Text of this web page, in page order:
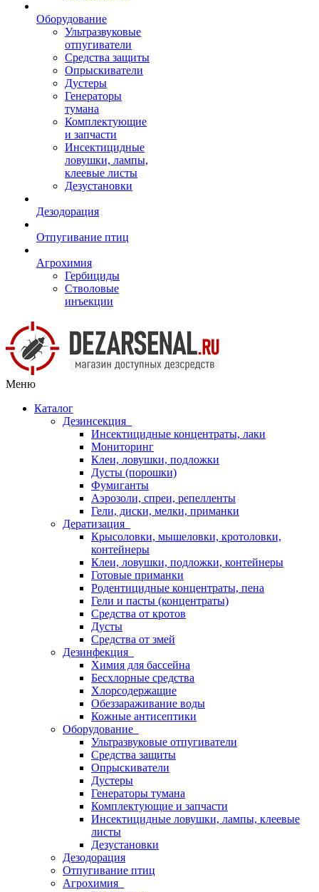
Оборудование
Ультразвуковые
отпугиватели
Средства защиты
Опрыскиватели
Дустеры
Генераторы
тумана
Комплектующие
и запчасти
Инсектицидные
ловушки, лампы,
клеевые листы
Дезустановки
Дезодорация
Отпугивание птиц
Агрохимия
Гербициды
Стволовые
инъекции
Меню
Каталог
Дезинсекция
Инсектицидные концентраты, лаки
Мониторинг
Клеи, ловушки, подложки
Дусты (порошки)
Фумиганты
Аэрозоли, спреи, репелленты
Гели, диски, мелки, приманки
Дератизация
Крысоловки, мышеловки, кротоловки,
контейнеры
Клеи, ловушки, подложки, контейнеры
Готовые приманки
Родентицидные концентраты, пена
Гели и пасты (концентраты)
Средства от кротов
Дусты
Средства от змей
Дезинфекция
Химия для бассейна
Бесхлорные средства
Хлорсодержащие
Обеззараживание воды
Кожные антисептики
Оборудование
Ультразвуковые отпугиватели
Средства защиты
Опрыскиватели
Дустеры
Генераторы тумана
Комплектующие и запчасти
Инсектицидные ловушки, лампы, клеевые
листы
Дезустановки
Дезодорация
Отпугивание птиц
Агрохимия